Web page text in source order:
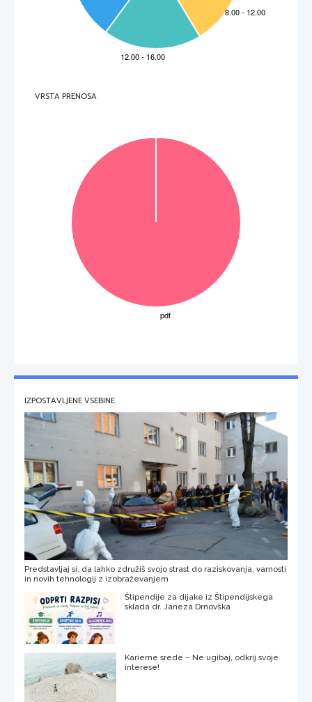
DODATEK ...................................................................................................30
VRSTA PRENOSA
IZPOSTAVLJENE VSEBINE
Predstavljaj si, da lahko združiš svojo strast do raziskovanja, varnosti
in novih tehnologij z izobraževanjem
Štipendije za dijake iz Štipendijskega
sklada dr. Janeza Drnovška
Karierne srede – Ne ugibaj, odkrij svoje
interese!